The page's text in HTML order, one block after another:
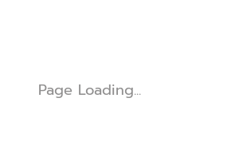
Page Loading...